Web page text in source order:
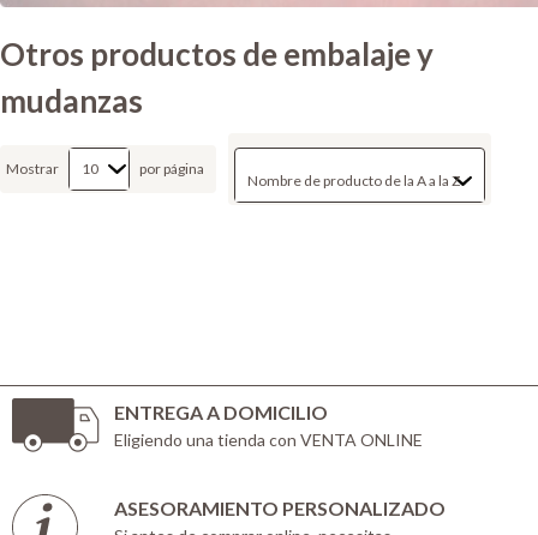
Otros productos de embalaje y
mudanzas
Mostrar por página
ENTREGA A DOMICILIO
Eligiendo una tienda con VENTA ONLINE
ASESORAMIENTO PERSONALIZADO